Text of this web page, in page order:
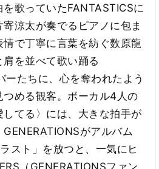
歌っていたFANTASTICSに
涼太が奏でるピアノに包ま
で丁寧に言葉を紡ぐ数原龍
を並べて歌い踊る
ーたちに、心を奪われたよう
める観客。ボーカル4人の
てる〉には、大きな拍手が
がアルバム
スト」を放つと、一気にヒ